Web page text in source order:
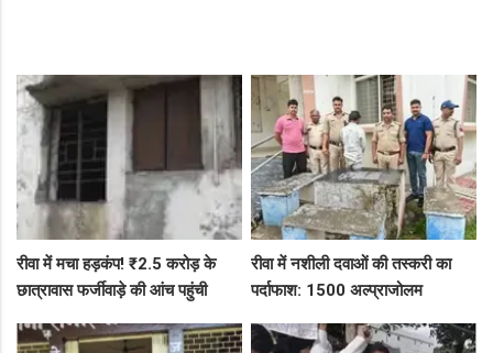
रीवा में मचा हड़कंप! ₹2.5 करोड़ के
छात्रावास फर्जीवाड़े की आंच पहुंची
एक्शन लेटर
रीवा में नशीली दवाओं की तस्करी का
पर्दाफाश: 1500 अल्प्राजोलम
सप्लाई चेन